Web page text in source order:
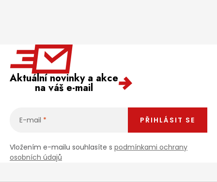
Aktuální novinky a akce
na váš e-mail
E-mail
Vložením e-mailu souhlasíte s podmínkami ochrany
osobních údajů
PŘIHLÁSIT SE